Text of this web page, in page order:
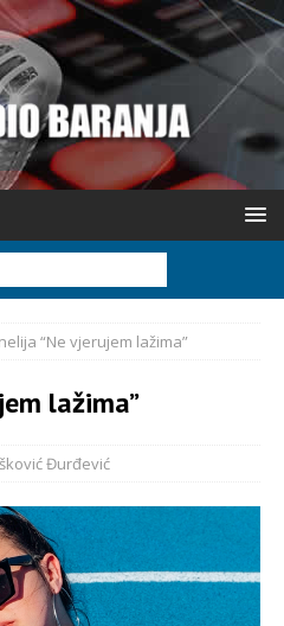
“Ne vjerujem lažima”
lažima”
Đurđević